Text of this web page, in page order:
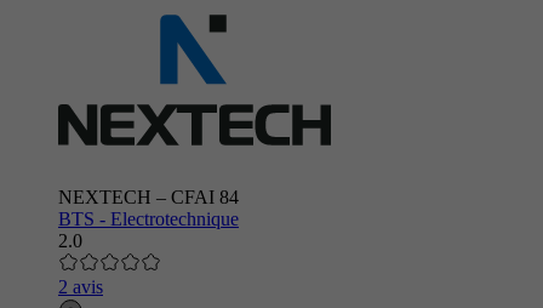
NEXTECH – CFAI 84
BTS - Electrotechnique
2.0
2 avis